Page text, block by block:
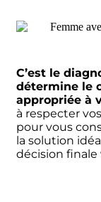
C’est le
détermine le
appropriée à
à respecter
pour vous
la solution
décision finale